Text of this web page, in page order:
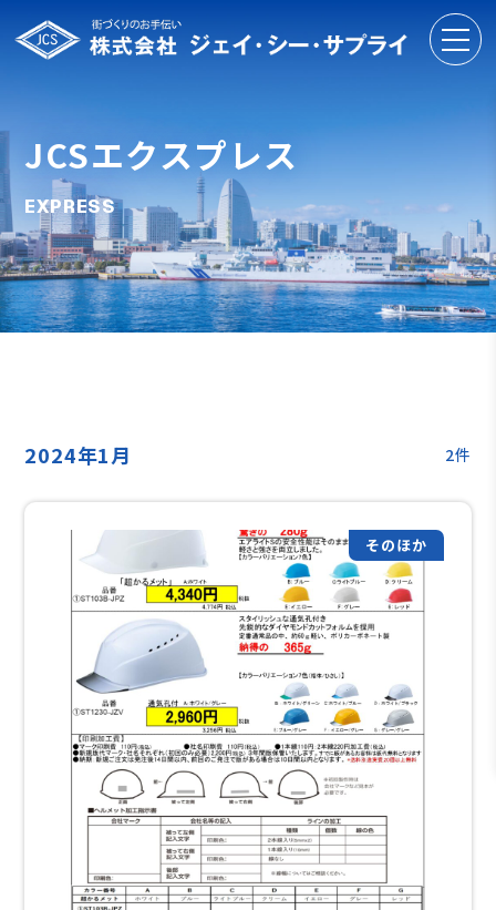
JCSエクスプレス
EXPRESS
2024年1月 2件
そのほか